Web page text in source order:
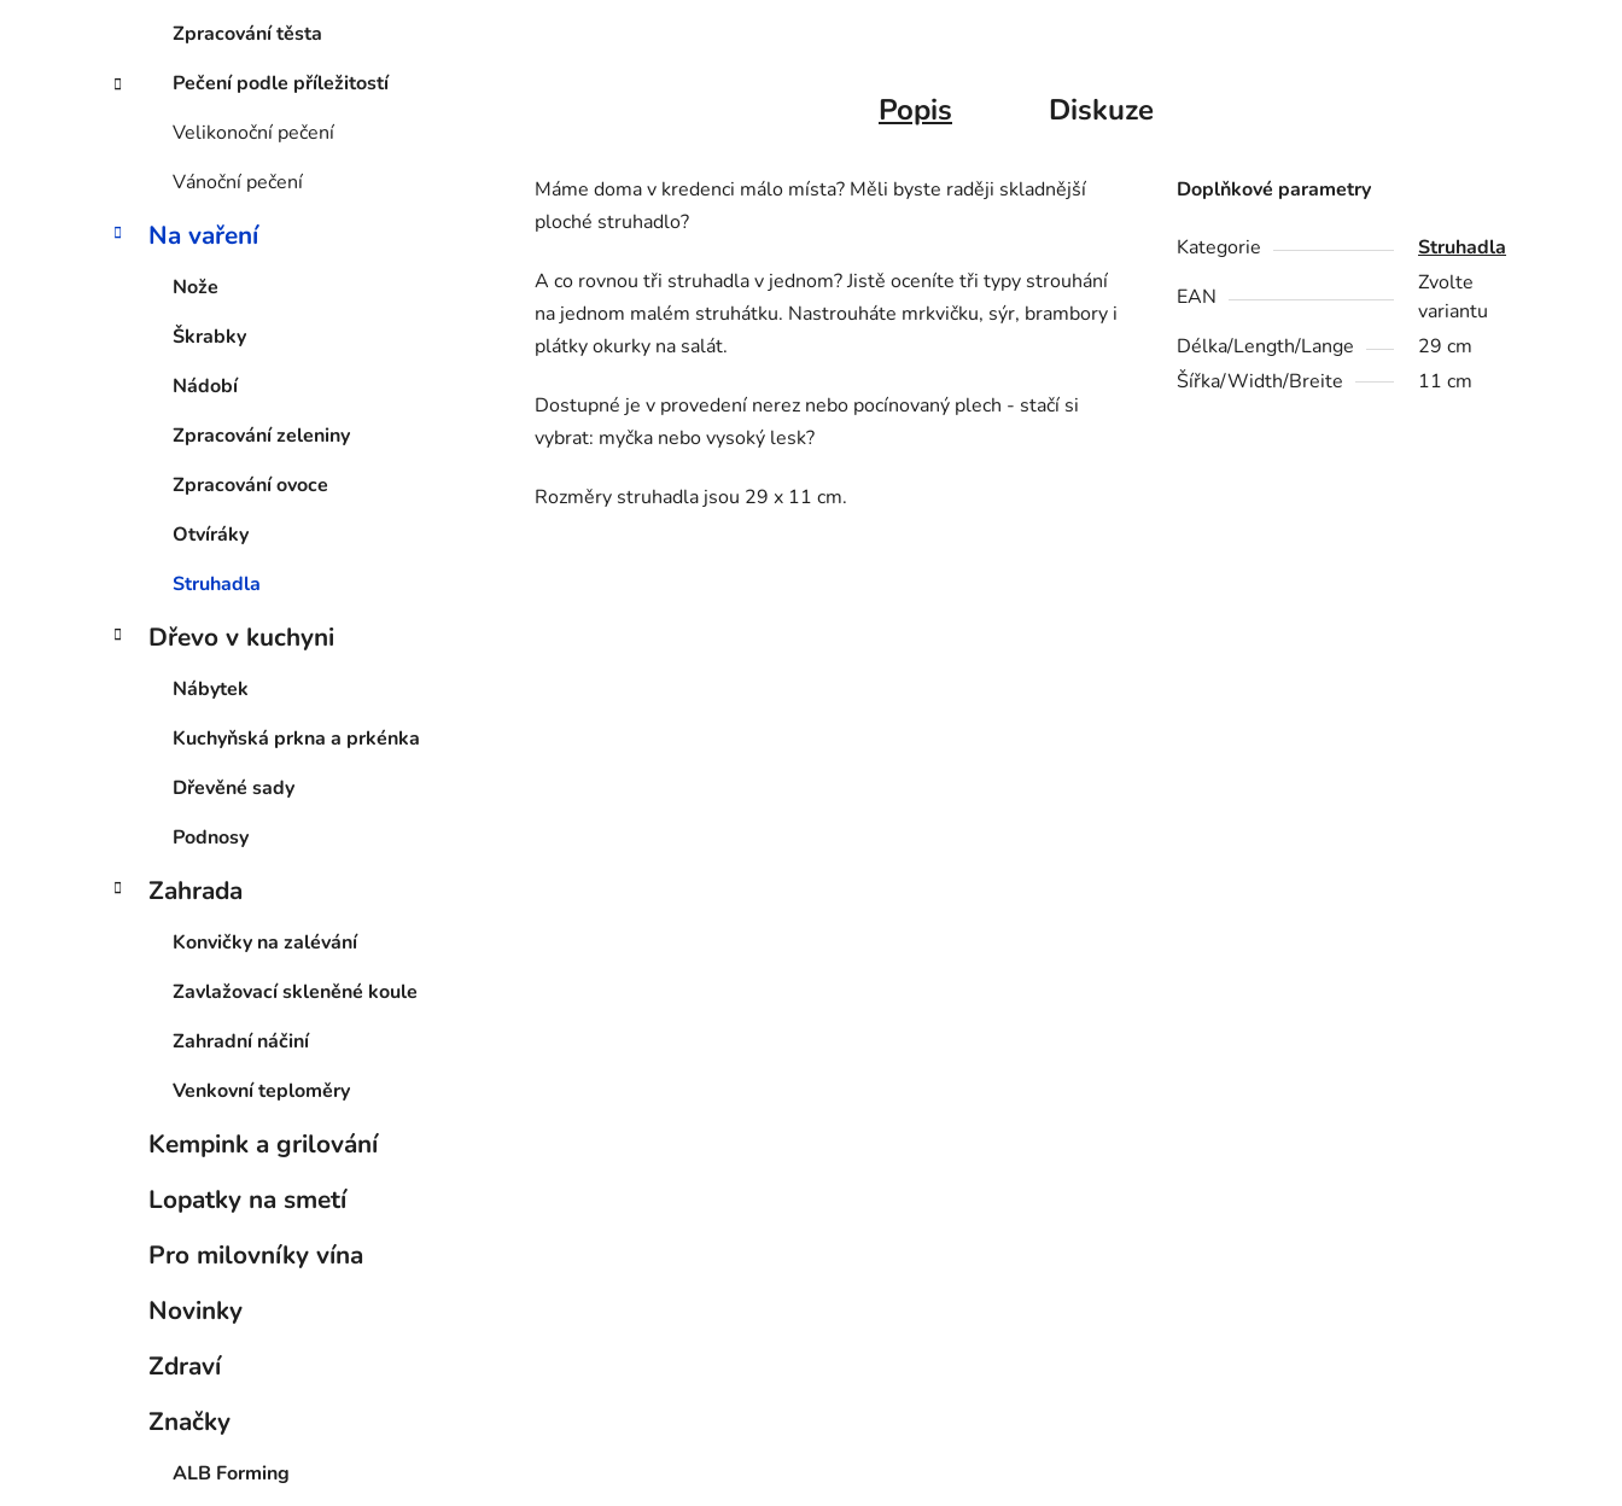
Zpracování těsta
Pečení podle příležitostí
Velikonoční pečení
Vánoční pečení
Na vaření
Nože
Škrabky
Nádobí
Zpracování zeleniny
Zpracování ovoce
Otvíráky
Struhadla
Dřevo v kuchyni
Nábytek
Kuchyňská prkna a prkénka
Dřevěné sady
Podnosy
Zahrada
Konvičky na zalévání
Zavlažovací skleněné koule
Zahradní náčiní
Venkovní teploměry
Kempink a grilování
Lopatky na smetí
Pro milovníky vína
Novinky
Zdraví
Značky
ALB Forming
Popis Diskuze
Máme doma v kredenci málo místa? Měli byste raději skladnější
ploché struhadlo?
A co rovnou tři struhadla v jednom? Jistě oceníte tři typy strouhání
na jednom malém struhátku. Nastrouháte mrkvičku, sýr, brambory i
plátky okurky na salát.
Dostupné je v provedení nerez nebo pocínovaný plech - stačí si
vybrat: myčka nebo vysoký lesk?
Rozměry struhadla jsou 29 x 11 cm.
Doplňkové parametry
Kategorie
Struhadla
EAN
Zvolte
variantu
Délka/Length/Lange
29 cm
Šířka/Width/Breite
11 cm